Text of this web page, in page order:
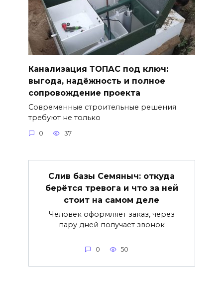
Канализация ТОПАС под ключ:
выгода, надёжность и полное
сопровождение проекта
Современные строительные решения
требуют не только
0 37
Слив базы Семяныч: откуда
берётся тревога и что за ней
стоит на самом деле
Человек оформляет заказ, через
пару дней получает звонок
0 50